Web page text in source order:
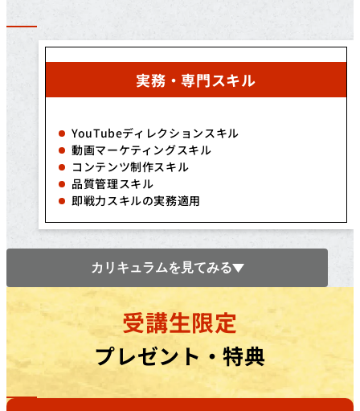
実務・専門スキル
YouTubeディレクションスキル
動画マーケティングスキル
コンテンツ制作スキル
品質管理スキル
即戦力スキルの実務適用
カリキュラムを見てみる
受講生限定
プレゼント・特典